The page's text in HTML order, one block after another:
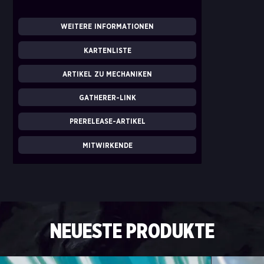
WEITERE INFORMATIONEN
KARTENLISTE
ARTIKEL ZU MECHANIKEN
GATHERER-LINK
PRERELEASE-ARTIKEL
MITWIRKENDE
NEUESTE PRODUKTE